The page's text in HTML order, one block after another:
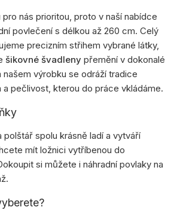
pro nás prioritou, proto v naší nabídce
povlečení s délkou až 260 cm. Celý
precizním střihem vybrané látky,
šikovné švadleny přemění v dokonalé
výrobku se odráží tradice
pečlivost, kterou do práce vkládáme.
polštář spolu krásně ladí a vytváří
mít ložnici vytříbenou do
si můžete i náhradní povlaky na